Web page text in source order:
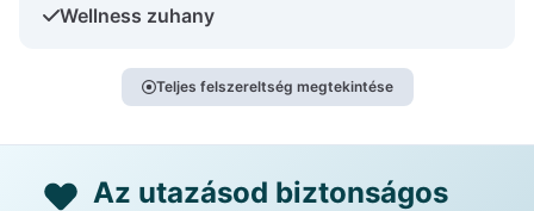
Wellness zuhany
Teljes felszereltség megtekintése
Az utazásod biztonságos